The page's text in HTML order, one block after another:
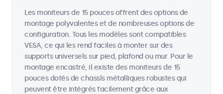
Les moniteurs de 15 pouces offrent des options de
montage polyvalentes et de nombreuses options de
configuration. Tous les modèles sont compatibles
VESA, ce qui les rend faciles à monter sur des
supports universels sur pied, plafond ou mur. Pour le
montage encastré, il existe des moniteurs de 15
pouces dotés de chassîs métalliques robustes qui
peuvent être intégrés facilement grâce aux